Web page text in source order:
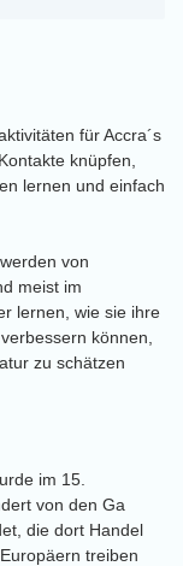
für Accra´s
knüpfen,
lernen und einfach
von
meist im
lernen, wie sie ihre
können,
zu schätzen
im 15.
von den Ga
die dort Handel
treiben